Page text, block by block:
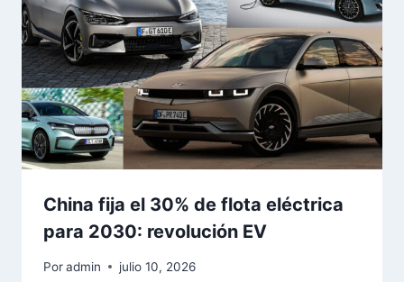
China fija el 30% de flota eléctrica
para 2030: revolución EV
Poradmin julio 10, 2026